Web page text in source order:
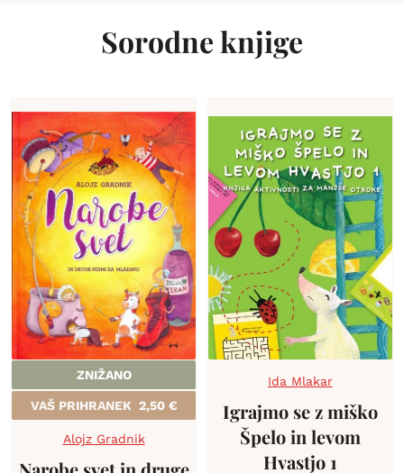
Sorodne knjige
ZNIŽANO
VAŠ PRIHRANEK 2,50 €
Alojz Gradnik
Ida Mlakar
Igrajmo se z miško
Špelo in levom
Hvastjo 1